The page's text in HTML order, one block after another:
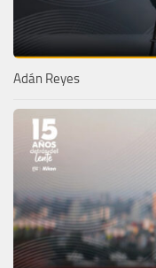
Adán Reyes